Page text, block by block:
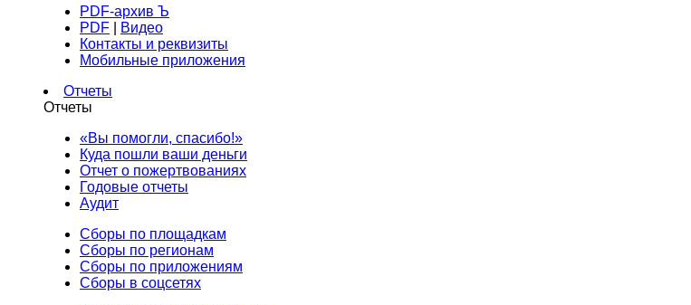
PDF-архив Ъ
PDF
Видео
Контакты и реквизиты
Мобильные приложения
Отчеты
Отчеты
«Вы помогли, спасибо!»
Куда пошли ваши деньги
Отчет о пожертвованиях
Годовые отчеты
Аудит
Сборы по площадкам
Сборы по регионам
Сборы по приложениям
Сборы в соцсетях